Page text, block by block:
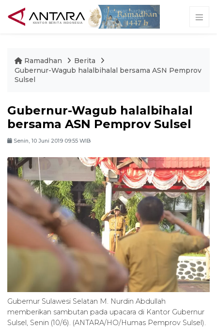
Ramadhan
Berita
Gubernur-Wagub halalbihalal bersama ASN Pemprov
Sulsel
Gubernur-Wagub halalbihalal
bersama ASN Pemprov Sulsel
Senin, 10 Juni 2019 09:55 WIB
Gubernur Sulawesi Selatan M. Nurdin Abdullah
memberikan sambutan pada upacara di Kantor Gubernur
Sulsel, Senin (10/6). (ANTARA/HO/Humas Pemprov Sulsel).